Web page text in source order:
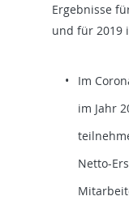
Ergebnisse
und für 2019
Im
im Jahr
Netto-